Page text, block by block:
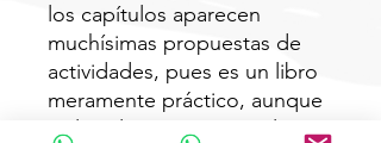
los capítulos aparecen
muchísimas propuestas de
actividades, pues es un libro
meramente práctico, aunque
incluye la teoría esencial